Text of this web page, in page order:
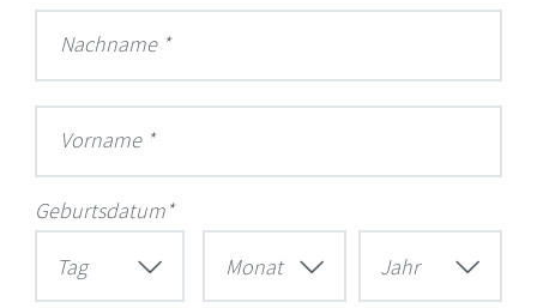
Nachname
Vorname
Geburtsdatum
Tag Monat Jahr